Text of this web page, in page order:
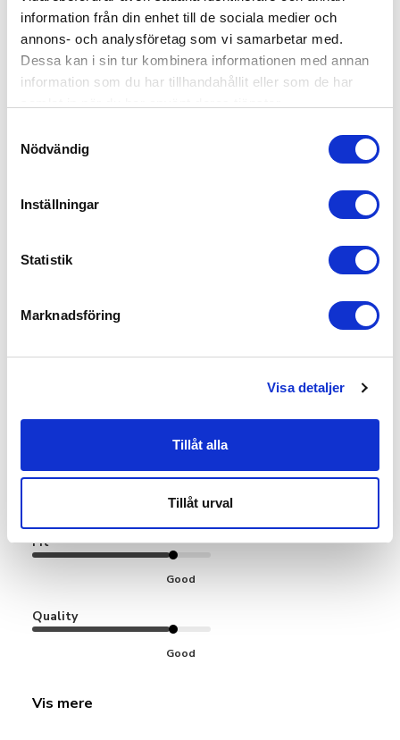
information från din enhet till de sociala medier och
annons- och analysföretag som vi samarbetar med.
Dessa kan i sin tur kombinera informationen med annan
information som du har tillhandahållit eller som de har
Nödvändig
Inställningar
Statistik
Marknadsföring
Visa detaljer
Tillåt alla
Tillåt urval
Fit
Very Good
0
Training Socks 3-Pack
Fit
Good
Quality
Good
Vis mere